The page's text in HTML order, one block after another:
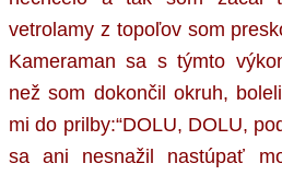
vetrolamy z topoľov som
Kameraman sa s týmto
než som dokončil okruh,
mi do prilby:“DOLU, DOLU,
sa ani nesnažil nastúpať